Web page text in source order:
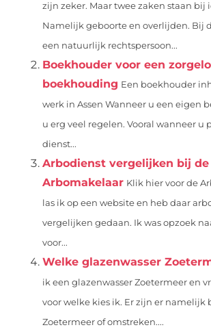
zijn zeker. Maar twee zaken staan bij
Namelijk geboorte en overlijden. Bij
een natuurlijk rechtspersoon...
Boekhouder voor een
boekhouding Een boekhouder
werk in Assen Wanneer u een eigen
u erg veel regelen. Vooral wanneer u
dienst...
Arbodienst vergelijken bij de
Arbomakelaar Klik hier voor de
las ik op een website en heb daar
vergelijken gedaan. Ik was opzoek
voor...
Welke glazenwasser
ik een glazenwasser Zoetermeer en
voor welke kies ik. Er zijn er namelijk
Zoetermeer of omstreken....